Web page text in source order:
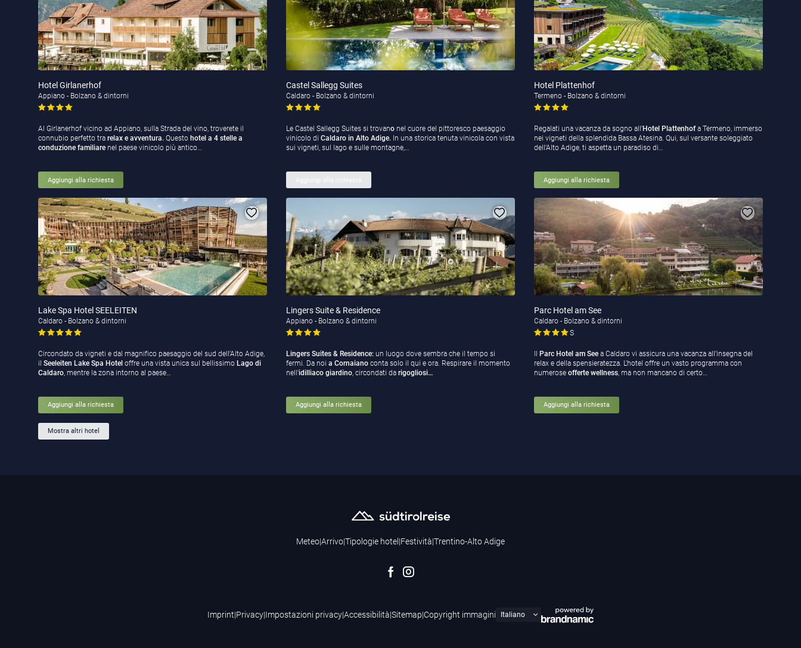
Hotel Girlanerhof
Appiano - Bolzano & dintorni
Al Girlanerhof vicino ad Appiano, sulla Strada del vino, troverete il
connubio perfetto tra relax e avventura. Questo hotel a 4 stelle a
conduzione familiare nel paese vinicolo più antico…
Aggiungi alla richiesta
Castel Sallegg Suites
Caldaro - Bolzano & dintorni
Le Castel Sallegg Suites si trovanonel cuore del pittoresco paesaggio
vinicolo di Caldaro in Alto Adige.In una storica tenuta vinicola con vista
sui vigneti, sul lago e sulle montagne,…
Aggiungi alla richiesta
Hotel Plattenhof
Termeno - Bolzano & dintorni
Regalati una vacanza da sogno all’Hotel Plattenhofa Termeno, immerso
nei vigneti della splendida Bassa Atesina. Qui, sul versante soleggiato
dell’Alto Adige, ti aspetta un paradiso di…
Aggiungi alla richiesta
Lake Spa Hotel SEELEITEN
Caldaro - Bolzano & dintorni
Circondato da vigneti e dal magnifico paesaggio del sud dell’Alto Adige,
il Seeleiten Lake Spa Hotel offre una vista unica sul bellissimo Lago di
Caldaro, mentre la zona intorno al paese…
Aggiungi alla richiesta
Lingers Suite & Residence
Appiano - Bolzano & dintorni
Lingers Suites & Residence:un luogo dove sembra che il tempo si
fermi. Da noi a Cornaianoconta solo il qui e ora. Respirare il momento
nell'idilliaco giardino, circondati da rigogliosi…
Aggiungi alla richiesta
Parc Hotel am See
Caldaro - Bolzano & dintorni
S
Parc Hotel am Seea Caldaro vi assicura una vacanza all’insegna del
relax e della spensieratezza. L’hotel offre un vasto programma con
numerose offerte wellness, ma non mancano di certo…
Aggiungi alla richiesta
Mostra altri hotel
Meteo|Arrivo|Tipologie hotel|Festività|Trentino-Alto Adige
Imprint|Privacy|Impostazioni privacy|Accessibilità|Sitemap|Copyright immagini